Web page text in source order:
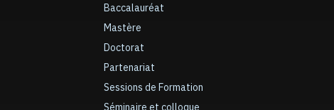
Baccalauréat
Mastère
Doctorat
Partenariat
Sessions de Formation